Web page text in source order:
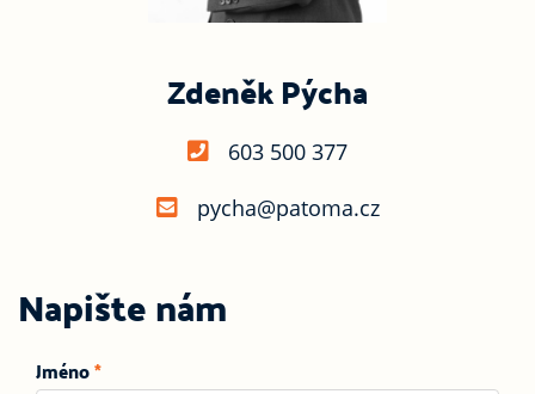
Zdeněk Pýcha
603 500 377
pycha@patoma.cz
Napište nám
Jméno*